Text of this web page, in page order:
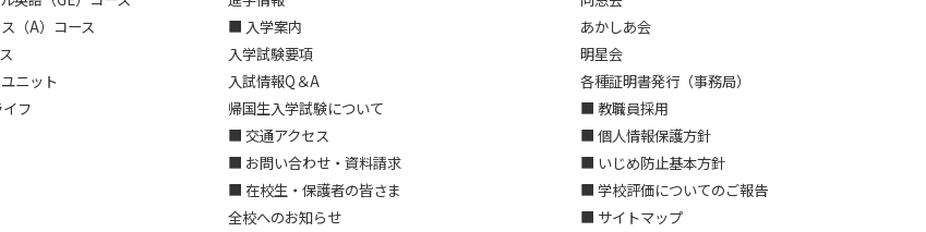
（A）コース
ニット
フ
■ 入学案内
入学試験要項
入試情報Q＆A
帰国生入学試験について
■ 交通アクセス
■ お問い合わせ・資料請求
■ 在校生・保護者の皆さま
全校へのお知らせ
あかしあ会
明星会
各種証明書発行（事務局）
■ 教職員採用
■ 個人情報保護方針
■ いじめ防止基本方針
■ 学校評価についてのご報告
■ サイトマップ